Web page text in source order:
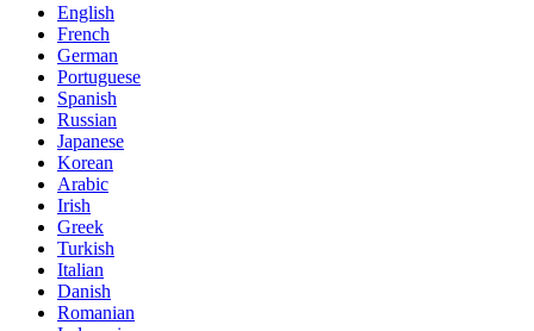
English
French
German
Portuguese
Spanish
Russian
Japanese
Korean
Arabic
Irish
Greek
Turkish
Italian
Danish
Romanian